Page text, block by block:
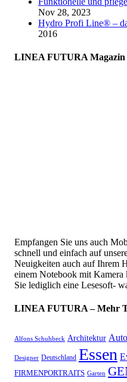
Nov 28, 2023
Hydro Profi Line® –
2016
LINEA FUTURA Magazin
Empfangen Sie uns auch
schnell und einfach auf
Neuigkeiten auch auf Ihrem
einem Notebook mit Kamera
Sie lediglich eine Lesesoft-
LINEA FUTURA – Mehr
Alfons Schuhbeck Architektur Auto
Designer Deutschland Essen
FIRMENPORTRAITS Garten